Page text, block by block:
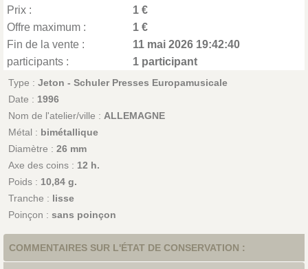
Prix :
1 €
Offre maximum :
1 €
Fin de la vente :
11 mai 2026 19:42:40
participants :
1 participant
Type : Jeton - Schuler Presses Europamusicale
Date : 1996
Nom de l'atelier/ville : ALLEMAGNE
Métal : bimétallique
Diamètre : 26 mm
Axe des coins : 12 h.
Poids : 10,84 g.
Tranche : lisse
Poinçon : sans poinçon
COMMENTAIRES SUR L'ÉTAT DE CONSERVATION :